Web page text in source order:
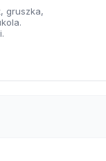
gruszka,